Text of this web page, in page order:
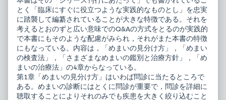
とく「臨床にすぐに役立つような実践的なものとし」を忠実
に踏襲して編纂されていることが大きな特徴である。それを
考えるとおのずと広い意味でのQ&Aの方式をとるのが実践的
で本書にもそのような配慮がみられ，それがまた本書の特徴
にもなっている。内容は，「めまいの見分け方」，「めまい
の検査法」，「さまざまなめまいの鑑別と治療方針」，「め
まいの治療法」の4章からなっている。
第1章「めまいの見分け方」はいわば問診に当たるところで
ある。めまいの診断にはとくに問診が重要で，問診を詳細に
聴取することによりそれのみでも疾患を大きく絞り込むこと